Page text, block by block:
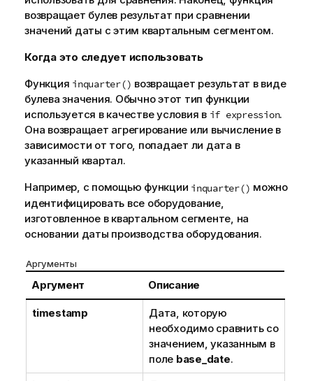
возвращает булев результат при сравнении
значений даты с этим квартальным сегментом.
Когда это следует использовать
Функция inquarter() возвращает результат в виде
булева значения. Обычно этот тип функции
используется в качестве условия в if expression.
Она возвращает агрегирование или вычисление в
зависимости от того, попадает ли дата в
указанный квартал.
Например, с помощью функции inquarter() можно
идентифицировать все оборудование,
изготовленное в квартальном сегменте, на
основании даты производства оборудования.
Аргументы
Аргумент Описание
timestamp
Дата, которую
необходимо сравнить со
значением, указанным в
поле base_date.